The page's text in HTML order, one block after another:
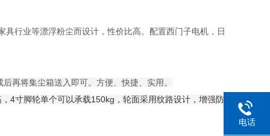
行业等漂浮粉尘而设计，性价比高。配置西门子电机，日
再将集尘箱送入即可。方便、快捷、实用。
4寸脚轮单个可以承载150kg，轮面采用纹路设计，增强防
电话